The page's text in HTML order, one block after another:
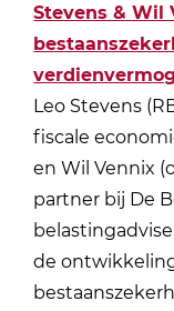
Stevens & Wil
Leo Stevens
fiscale
en Wil Vennix
partner bij De
de